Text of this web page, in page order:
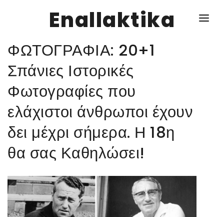
Enallaktika
NEWS
ΥΓΕΙΑ
ΣΥΝΤΑΓΕΣ
ΔΙΑΦΟΡΑ
ΕΝΑΛΛΑΚΤΙΚΑ
ΑΥΤΑΡΚΕΙΑ
ΣΧΕΣΕΙΣ
ΦΩΤΟΓΡΑΦΙΑ: 20+1
Σπάνιες Ιστορικές
Φωτογραφίες που
ελάχιστοι άνθρωποι έχουν
δει μέχρι σήμερα. Η 18η
θα σας Καθηλώσει!